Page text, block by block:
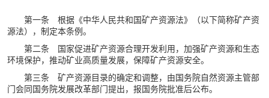
第一条 根据《中华人民共和国矿产资源法》（以下简称矿产资
源法），制定本条例。
第二条 国家促进矿产资源合理开发利用，加强矿产资源和生态
环境保护，推动矿业高质量发展，保障矿产资源安全。
第三条 矿产资源目录的确定和调整，由国务院自然资源主管部
门会同国务院发展改革部门提出，报国务院批准后公布。